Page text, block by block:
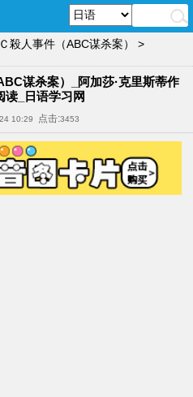
殺人事件（ABC谋杀案） >
谋杀案）_阿加莎·克里斯蒂作
读_日语学习网
10:29 点击:3453